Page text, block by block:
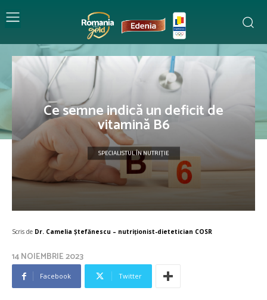
Ce semne indică un deficit de
vitamină B6
SPECIALISTUL ÎN NUTRIȚIE
Scris de Dr. Camelia Ștefănescu – nutriţionist-dietetician COSR
14 NOIEMBRIE 2023
Facebook Twitter